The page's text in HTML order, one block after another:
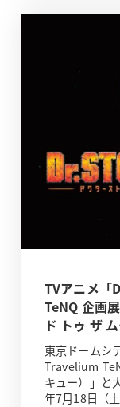
TVアニメ
TeNQ 企画
ド トゥ ザ ム
東京ドームシ
Travelium
キュー）」と
年7月18日（